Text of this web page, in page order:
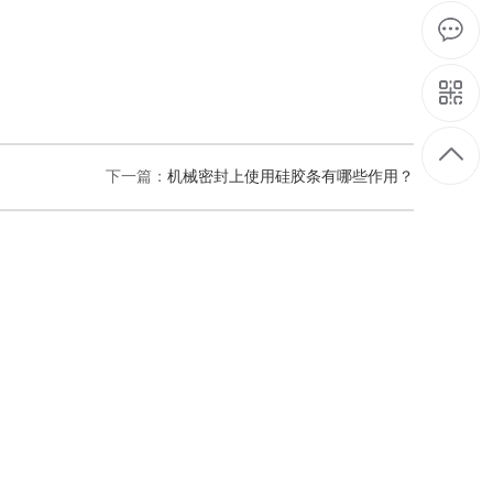
下一篇： 机械密封上使用硅胶条有哪些作用？